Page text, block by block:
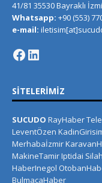
41/81 35530 Bayraklı
Whatsapp: +90 (553)
e-mail:
SITELERIMIZ
SUCUDO RayHaber
LeventÖzen
Merhabaİzmir
MakineTamirIptidai
HaberInegol
BulmacaHaber